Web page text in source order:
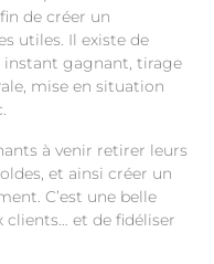
de créer un
utiles. Il existe de
instant gagnant, tirage
mise en situation
à venir retirer leurs
et ainsi créer un
C’est une belle
clients… et de fidéliser